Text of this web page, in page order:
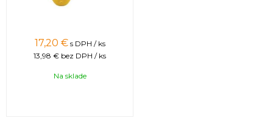
17,20 € s DPH / ks
13,98 € bez DPH / ks
Na sklade